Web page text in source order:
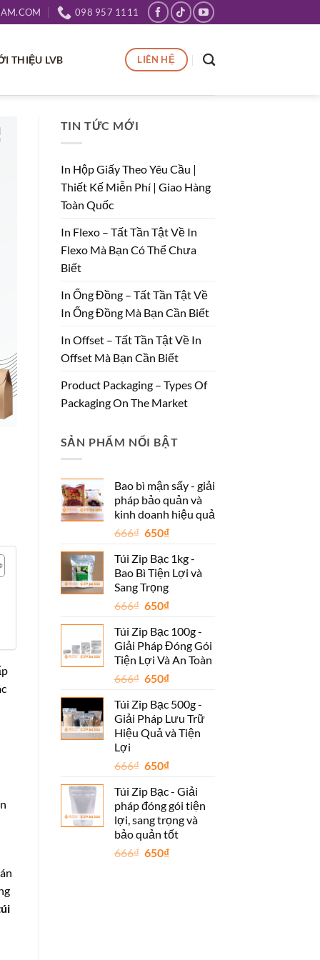
098 957 1111
THIỆU LVB LIÊN HỆ
TIN TỨC MỚI
In Hộp Giấy Theo Yêu Cầu |
Thiết Kế Miễn Phí | Giao Hàng
Toàn Quốc
In Flexo – Tất Tần Tật Về In
Flexo Mà Bạn Có Thể Chưa
Biết
In Ống Đồng – Tất Tần Tật Về
In Ống Đồng Mà Bạn Cần Biết
In Offset – Tất Tần Tật Về In
Offset Mà Bạn Cần Biết
Product Packaging – Types Of
Packaging On The Market
SẢN PHẨM NỔI BẬT
Bao bì mận sấy - giải
pháp bảo quản và
kinh doanh hiệu quả
666₫ Giá
là:
666₫.
650₫Giá
tại
là:
Túi Zip Bạc 1kg -
Bao Bì Tiện Lợi và
Sang Trọng
666₫ Giá
là:
666₫.
650₫Giá
tại
là:
650₫.
Túi Zip Bạc 100g -
Giải Pháp Đóng Gói
Tiện Lợi Và An Toàn
666₫ Giá
là:
666₫.
650₫Giá
tại
là:
650₫.
Túi Zip Bạc 500g -
Giải Pháp Lưu Trữ
Hiệu Quả và Tiện
Lợi
666₫ Giá
là:
666₫.
650₫Giá
tại
là:
650₫.
Túi Zip Bạc - Giải
pháp đóng gói tiện
lợi, sang trọng và
bảo quản tốt
666₫ Giá
650₫Giá